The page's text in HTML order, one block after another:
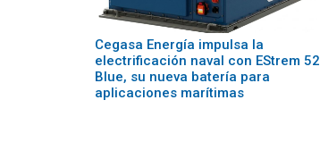
Cegasa Energía impulsa la
electrificación naval con EStrem 52
Blue, su nueva batería para
aplicaciones marítimas